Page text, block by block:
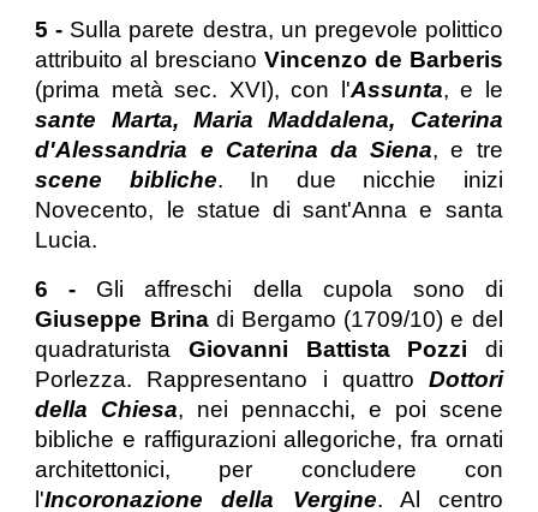
5 - Sulla parete destra, un pregevole polittico
attribuito al bresciano Vincenzo de Barberis
(prima metà sec. XVI), con l'Assunta, e le
sante Marta, Maria Maddalena, Caterina
d'Alessandria e Caterina da Siena, e tre
scene bibliche. In due nicchie inizi
Novecento, le statue di sant'Anna e santa
Lucia.
6 - Gli affreschi della cupola sono di
Giuseppe Brina di Bergamo (1709/10) e del
quadraturista Giovanni Battista Pozzi di
Porlezza. Rappresentano i quattro Dottori
della Chiesa, nei pennacchi, e poi scene
bibliche e raffigurazioni allegoriche, fra ornati
architettonici, per concludere con
l'Incoronazione della Vergine. Al centro